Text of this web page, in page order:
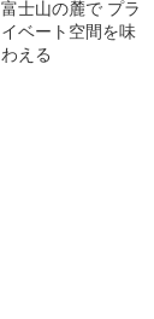
富士山の麓で プラ
イベート空間を味
わえる